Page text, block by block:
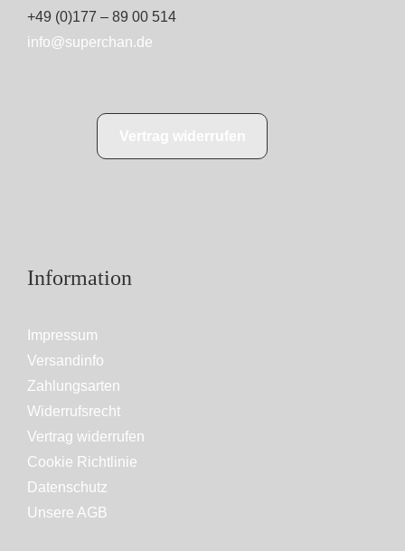
+49 (0)177 – 89 00 514
info@superchan.de
Information
Impressum
Versandinfo
Zahlungsarten
Widerrufsrecht
Vertrag widerrufen
Cookie Richtlinie
Datenschutz
Unsere AGB